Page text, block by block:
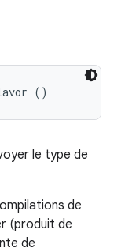
()
le type de
de
(produit de
de